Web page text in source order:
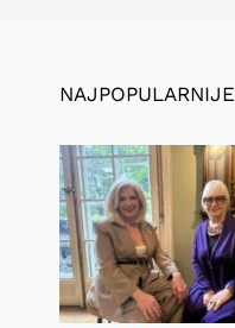
NAJPOPULARNIJE